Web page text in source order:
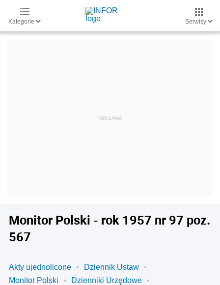
Kategorie Serwisy
Monitor Polski - rok 1957 nr 97 poz.
567
Akty ujednolicone
Dziennik Ustaw
Monitor Polski
Dzienniki Urzędowe